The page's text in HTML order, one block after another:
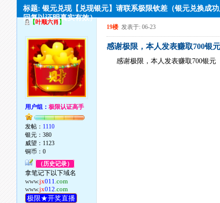
标题: 银元兑现【兑现银元】请联系极限钦差（银元兑换成
回复以证明真实有效）
【叶顺六肖】
用户组：极限认证高手
发帖： 1110
银元：380
威望：1123
铜币：0
（历史记录）
拿笔记下以下域名
www.jx011.com
www.jx012.com
极限★开奖直播
19楼 发表于: 06-23
感谢极限，本人发表赚取700银
感谢极限，本人发表赚取700银元